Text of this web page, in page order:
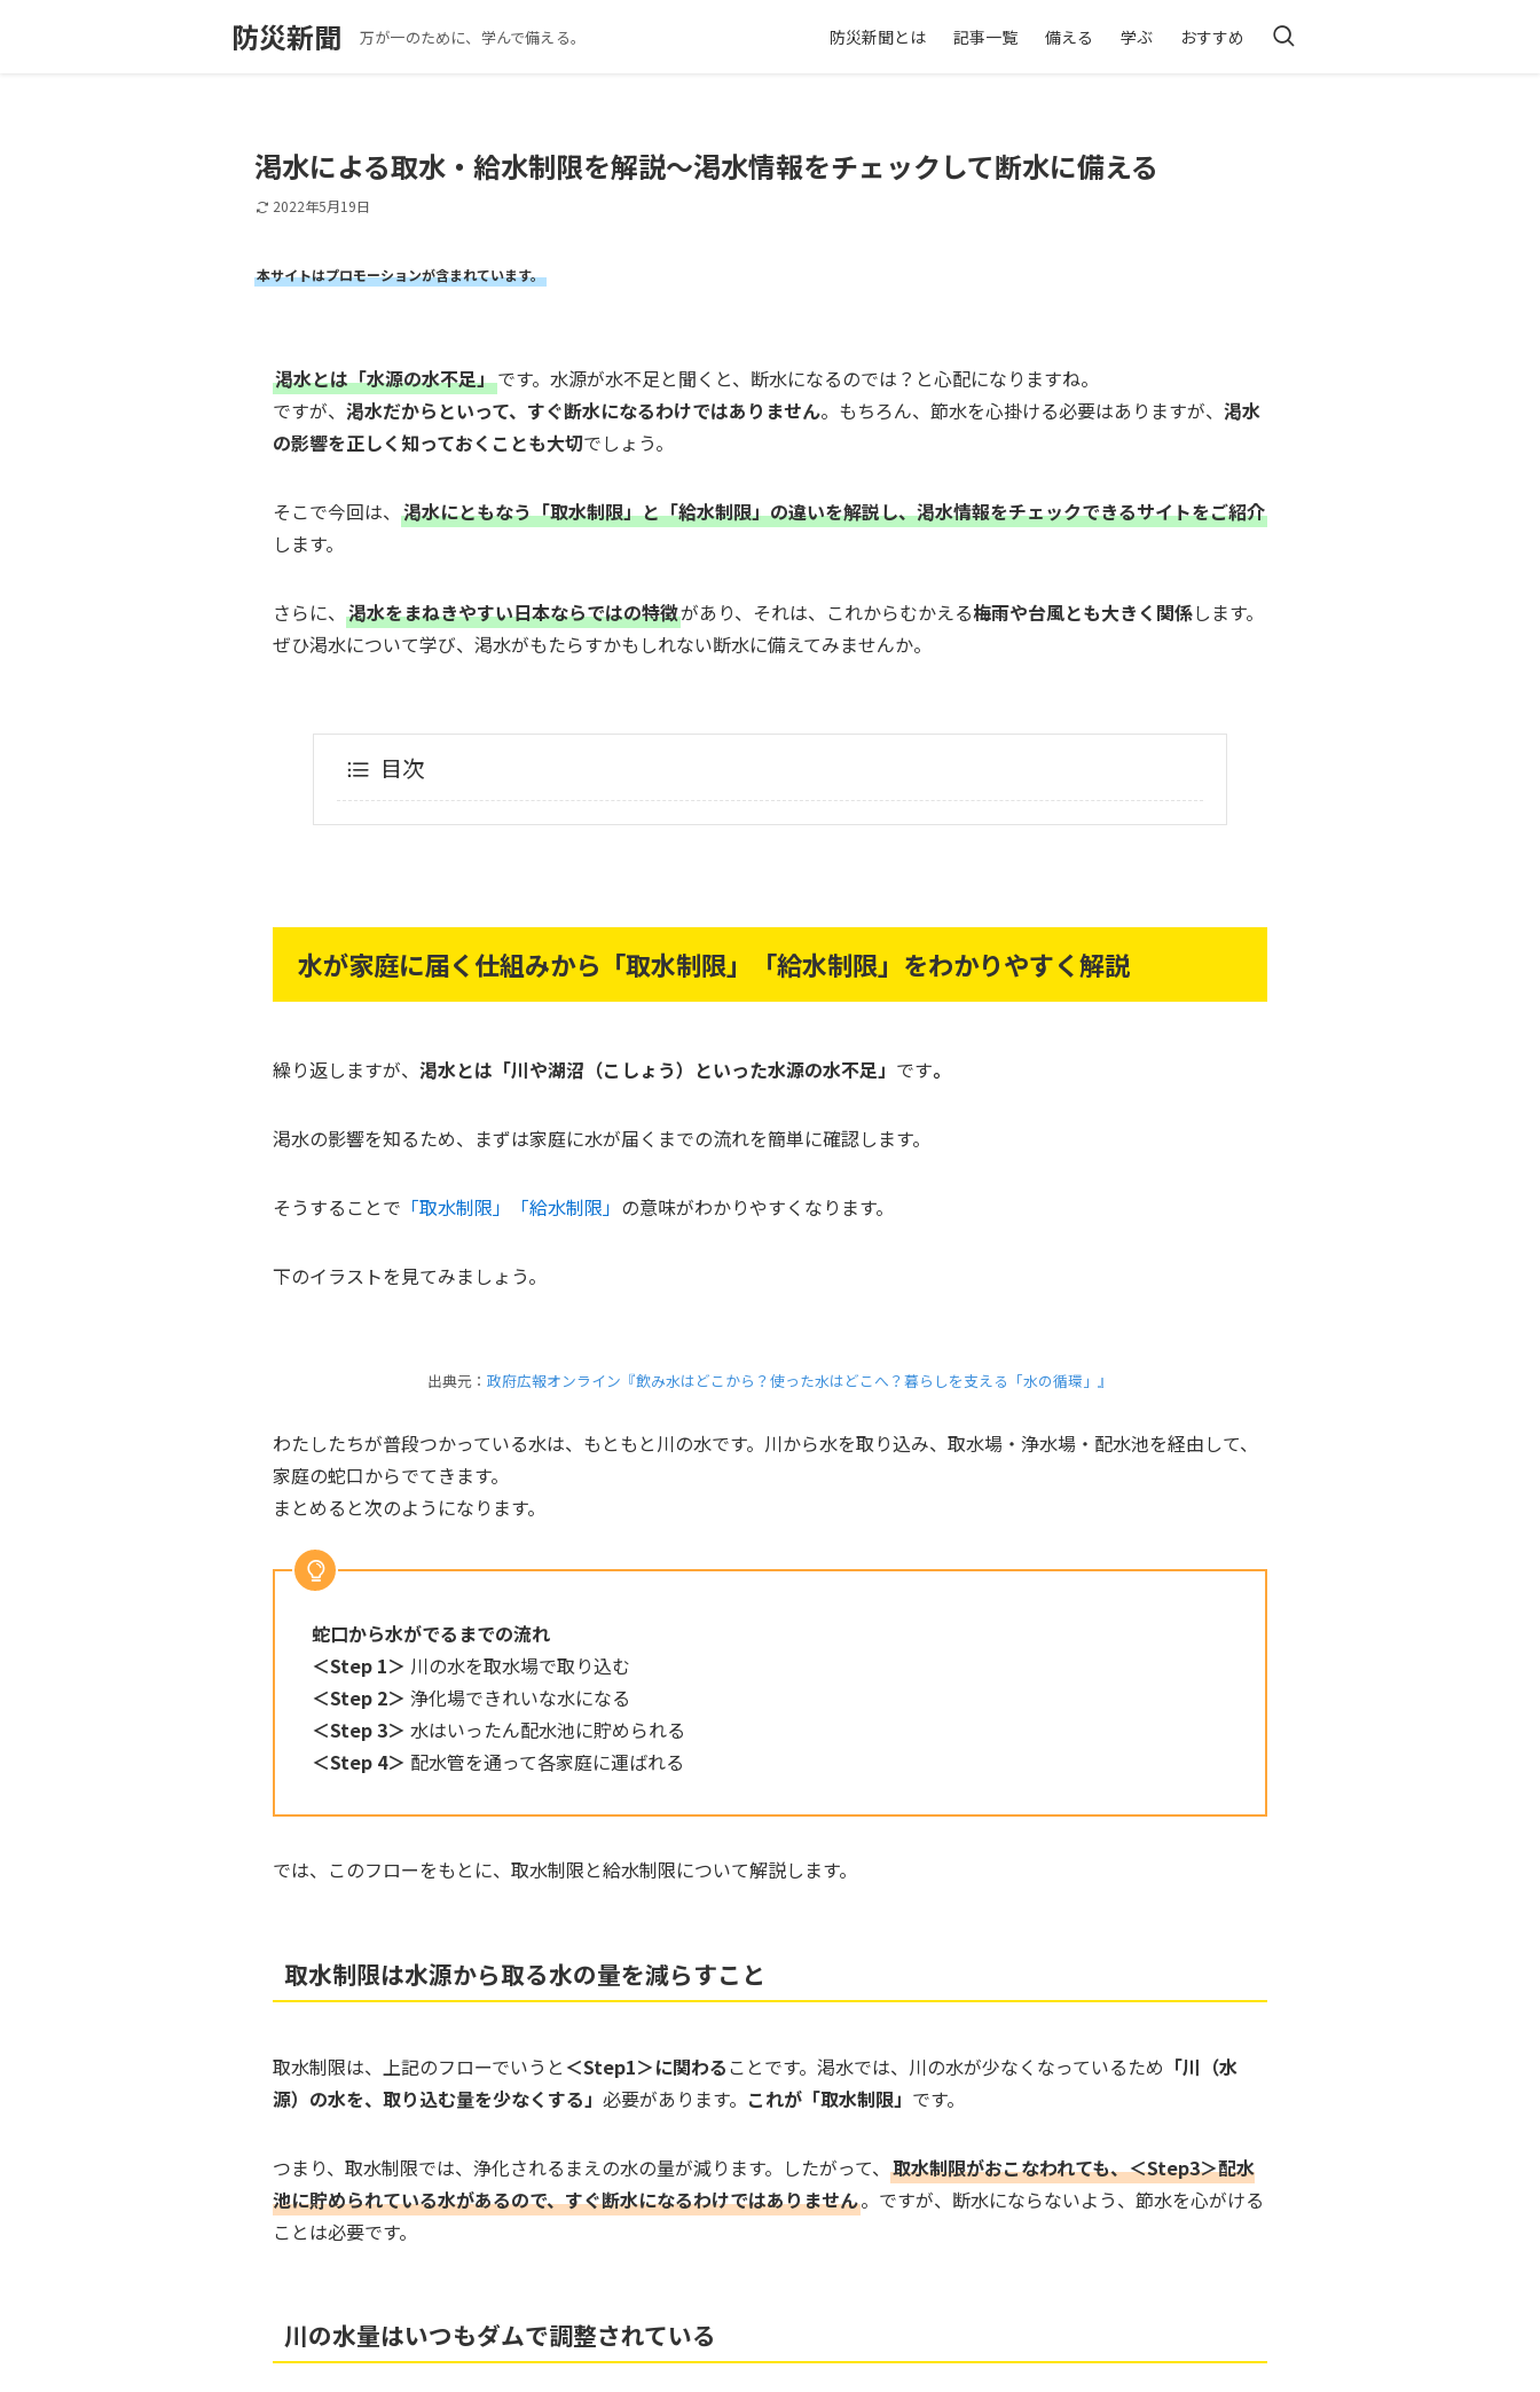
防災新聞 万が一のために、学んで備える。 防災新聞とは 記事一覧 備える 学ぶ おすすめ
渇水による取水・給水制限を解説～渇水情報をチェックして断水に備える
2022年5月19日
本サイトはプロモーションが含まれています。
渇水とは「水源の水不足」です。水源が水不足と聞くと、断水になるのでは？と心配になりますね。
ですが、 渇水だからといって、すぐ断水になるわけではありません。もちろん、節水を心掛ける必要はありますが、 渇水
の影響を正しく知っておくことも大切でしょう。
そこで今回は、 渇水にともなう「取水制限」と「給水制限」の違いを解説し、渇水情報をチェックできるサイトをご紹介
します。
さらに、 渇水をまねきやすい日本ならではの特徴があり、それは、これからむかえる梅雨や台風とも大きく関係します。
ぜひ渇水について学び、渇水がもたらすかもしれない断水に備えてみませんか。
目次
水が家庭に届く仕組みから「取水制限」「給水制限」をわかりやすく解説
繰り返しますが、 渇水とは「川や湖沼（こしょう）といった水源の水不足」 です。
渇水の影響を知るため、まずは家庭に水が届くまでの流れを簡単に確認します。
そうすることで 「取水制限」 「給水制限」 の意味がわかりやすくなります。
下のイラストを見てみましょう。
出典元： 政府広報オンライン『飲み水はどこから？使った水はどこへ？暮らしを支える「水の循環」』
わたしたちが普段つかっている水は、もともと川の水です。川から水を取り込み、取水場・浄水場・配水池を経由して、
家庭の蛇口からでてきます。
まとめると次のようになります。
蛇口から水がでるまでの流れ
＜Step 1＞ 川の水を取水場で取り込む
＜Step 2＞ 浄化場できれいな水になる
＜Step 3＞ 水はいったん配水池に貯められる
＜Step 4＞ 配水管を通って各家庭に運ばれる
では、このフローをもとに、取水制限と給水制限について解説します。
取水制限は水源から取る水の量を減らすこと
取水制限は、上記のフローでいうと ＜Step1＞に関わる ことです。渇水では、川の水が少なくなっているため 「川（水
源）の水を、取り込む量を少なくする」 必要があります。 これが「取水制限」 です。
つまり、取水制限では、浄化されるまえの水の量が減ります。したがって、 取水制限がおこなわれても、＜Step3＞配水
池に貯められている水があるので、すぐ断水になるわけではありません。ですが、断水にならないよう、節水を心がける
ことは必要です。
川の水量はいつもダムで調整されている